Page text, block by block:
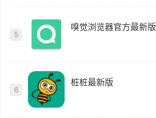
5
嗅觉浏览器官方最新版
6
桩桩最新版